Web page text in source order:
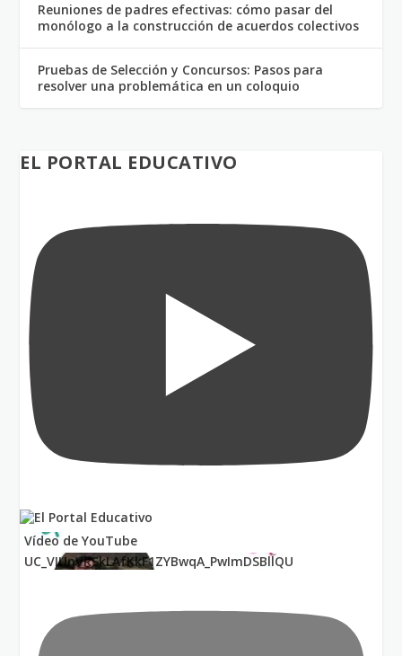
Reuniones de padres efectivas: cómo pasar del
monólogo a la construcción de acuerdos colectivos
Pruebas de Selección y Concursos: Pasos para
resolver una problemática en un coloquio
EL PORTAL EDUCATIVO
Vídeo de YouTube
UC_VIUnVRSkLAfKkF1ZYBwqA_PwImDSBllQU